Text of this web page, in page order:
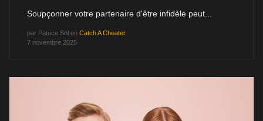
Soupçonner votre partenaire d'être infidèle peut...
par Patrice Sol en Catch A Cheater
7 novembre 2025